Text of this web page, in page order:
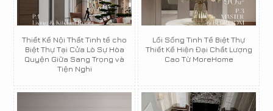
Thiết Kế Nội Thất Tinh tế cho
Biệt Thự Tại Cửa Lò Sự Hòa
Quyện Giữa Sang Trọng và
Tiện Nghi
Lối Sống Tinh Tế Biệt Thự
Thiết Kế Hiện Đại Chất Lượng
Cao Từ MoreHome